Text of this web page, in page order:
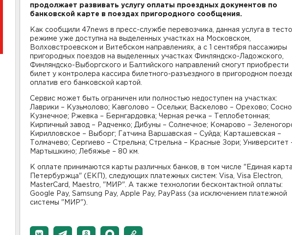
продолжает развивать услугу оплаты проездных документов по
банковской карте в поездах пригородного сообщения.
Как сообщили 47news в пресс-службе перевозчика, данная услуга в
режиме уже доступна на выделенных участках на Московском,
Волховстроевском и Витебском направлениях, а с 1 сентября пассажиры
пригородных поездов на выделенных участках Финляндско-Ладожского,
Финляндско-Выборгского и Балтийского направлений смогут приобрести
билет у контролера кассира билетного-разъездного в пригородном
оплатив его банковской картой.
Сервис может быть ограничен или полностью недоступен на участках:
Лаврики – Кузьмолово; Кавголово – Осельки; Васкелово – Орехово;
Кузнечное; Ржевка – Бернгардовка; Черная речка – Теплобетонная;
Кирпичный завод – Радченко; Дибуны – Солнечное; Комарово –
Кирилловское – Выборг; Гатчина Варшавская – Суйда; Карташевская –
Толмачево; Сергиево – Стрельна; Стрельна – Красные Зори; Университет
Мартышкино; Лебяжье – 80 км.
К оплате принимаются карты различных банков, в том числе "Единая карта
Петербуржца" (ЕКП), следующих платежных систем: Visa, Visa Electron,
MasterCard, Maestro, "МИР". А также технологии бесконтактной оплаты:
Google Pay, Samsung Pay, Apple Pay, PayPass (за исключением платежной
системы "МИР").